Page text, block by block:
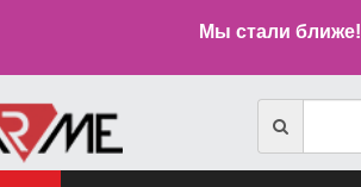
Мы стали ближе!